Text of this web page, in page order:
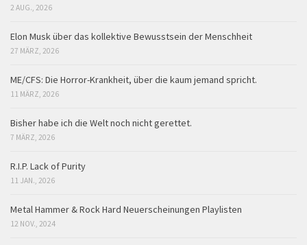
2 AUG., 2026
Elon Musk über das kollektive Bewusstsein der Menschheit
27 MÄRZ, 2026
ME/CFS: Die Horror-Krankheit, über die kaum jemand spricht.
11 MÄRZ, 2026
Bisher habe ich die Welt noch nicht gerettet.
7 MÄRZ, 2026
R.I.P. Lack of Purity
11 JAN., 2026
Metal Hammer & Rock Hard Neuerscheinungen Playlisten
12 NOV., 2024